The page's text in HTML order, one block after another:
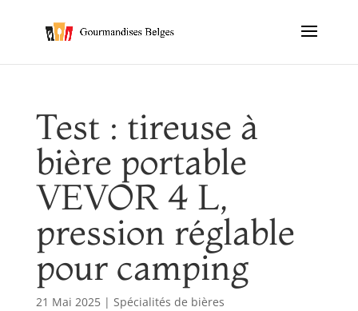
Test : tireuse à
bière portable
VEVOR 4 L,
pression réglable
pour camping
21 Mai 2025| Spécialités de bières